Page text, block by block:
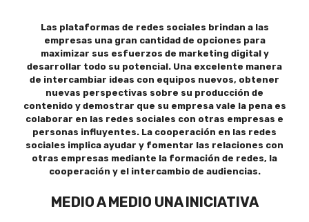
Las plataformas de redes sociales brindan a las
empresas una gran cantidad de opciones para
maximizar sus esfuerzos de marketing digital y
desarrollar todo su potencial. Una excelente manera
de intercambiar ideas con equipos nuevos, obtener
nuevas perspectivas sobre su producción de
contenido y demostrar que su empresa vale la pena es
colaborar en las redes sociales con otras empresas e
personas influyentes. La cooperación en las redes
sociales implica ayudar y fomentar las relaciones con
otras empresas mediante la formación de redes, la
cooperación y el intercambio de audiencias.
MEDIO A MEDIO UNA INICIATIVA